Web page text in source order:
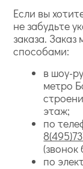
Если вы
не забудьте
заказа.
способами:
в шоу-
метро
этаж;
по
(звонок
по